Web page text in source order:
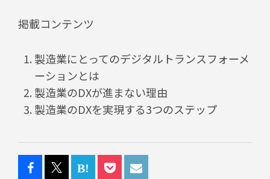
掲載コンテンツ
製造業にとってのデジタルトランスフォーメ
ーションとは
製造業のDXが進まない理由
製造業のDXを実現する3つのステップ